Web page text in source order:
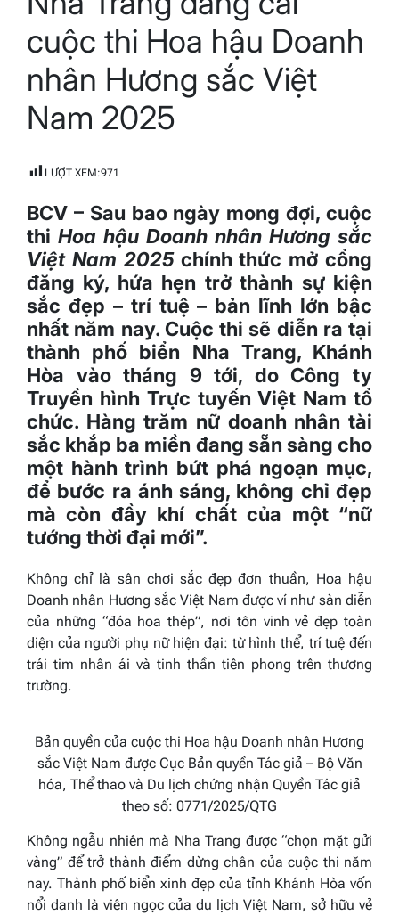
time
cuộc thi Hoa hậu Doanh
nhân Hương sắc Việt
Nam 2025
LƯỢT XEM:971
BCV – Sau bao ngày mong đợi, cuộc
thi Hoa hậu Doanh nhân Hương sắc
Việt Nam 2025chính thức mở cổng
đăng ký, hứa hẹn trở thành sự kiện
sắc đẹp – trí tuệ – bản lĩnh lớn bậc
nhất năm nay. Cuộc thi sẽ diễn ra tại
thành phố biển Nha Trang, Khánh
Hòa vào tháng 9 tới, do Công ty
Truyền hình Trực tuyến Việt Nam tổ
chức. Hàng trăm nữ doanh nhân tài
sắc khắp ba miền đang sẵn sàng cho
một hành trình bứt phá ngoạn mục,
để bước ra ánh sáng, không chỉ đẹp
mà còn đầy khí chất của một “nữ
tướng thời đại mới”.
Không chỉ là sân chơi sắc đẹp đơn thuần, Hoa hậu
Doanh nhân Hương sắc Việt Nam được ví như sàn diễn
của những “đóa hoa thép”, nơi tôn vinh vẻ đẹp toàn
diện của người phụ nữ hiện đại: từ hình thể, trí tuệ đến
trái tim nhân ái và tinh thần tiên phong trên thương
trường.
Bản quyền của cuộc thi Hoa hậu Doanh nhân Hương
sắc Việt Nam được Cục Bản quyền Tác giả – Bộ Văn
hóa, Thể thao và Du lịch chứng nhận Quyền Tác giả
theo số: 0771/2025/QTG
Không ngẫu nhiên mà Nha Trang được “chọn mặt gửi
vàng” để trở thành điểm dừng chân của cuộc thi năm
nay. Thành phố biển xinh đẹp của tỉnh Khánh Hòa vốn
nổi danh là viên ngọc của du lịch Việt Nam, sở hữu vẻ